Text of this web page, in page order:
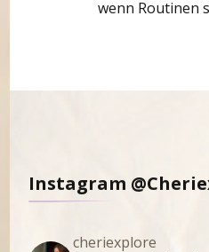
wenn Routinen
Instagram
cheriexplore